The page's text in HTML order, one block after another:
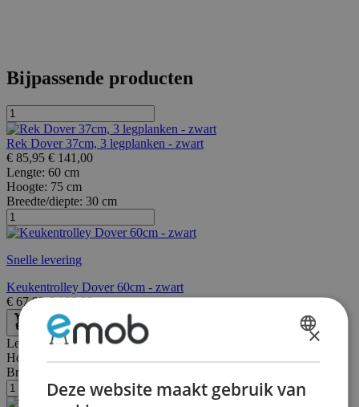
Bijpassende producten
Rek Dover 37cm, 3 legplanken - zwart
€ 85,95 € 141,00
Lengte: 60 cm
Hoogte: 75 cm
Breedte/diepte: 30 cm
Snelle levering
Keukentrolley Dover 60cm - zwart
€ 67,95 €106,00
Lengte: 80 cm
Hoogte:
Breedte/diepte:
×
Deze website maakt gebruik van